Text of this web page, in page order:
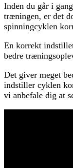
Inden du går i
træningen, er det
spinningcyklen
En korrekt
bedre
Det giver meget
indstiller cyklen
vi anbefale dig at